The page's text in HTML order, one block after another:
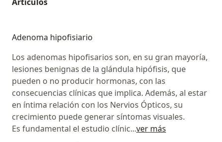
Adenoma hipofisiario
Los adenomas hipofisarios son, en su gran mayoría,
lesiones benignas de la glándula hipófisis, que
pueden o no producir hormonas, con las
consecuencias clínicas que implica. Además, al estar
en íntima relación con los Nervios Ópticos, su
crecimiento puede generar síntomas visuales.
Es fundamental el estudio clínic...ver más